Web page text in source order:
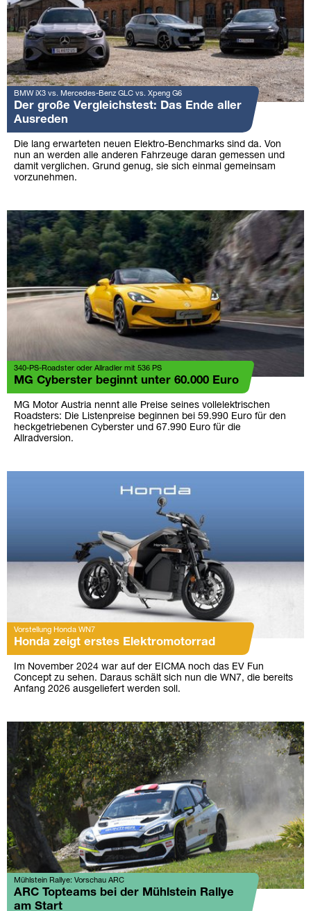
BMW iX3 vs. Mercedes-Benz GLC vs. Xpeng G6
Der große Vergleichstest: Das Ende aller
Ausreden
Die lang erwarteten neuen Elektro-Benchmarks sind da. Von
nun an werden alle anderen Fahrzeuge daran gemessen und
damit verglichen. Grund genug, sie sich einmal gemeinsam
vorzunehmen.
340-PS-Roadster oder Allradler mit 536 PS
MG Cyberster beginnt unter 60.000 Euro
MG Motor Austria nennt alle Preise seines vollelektrischen
Roadsters: Die Listenpreise beginnen bei 59.990 Euro für den
heckgetriebenen Cyberster und 67.990 Euro für die
Allradversion.
Vorstellung Honda WN7
Honda zeigt erstes Elektromotorrad
Im November 2024 war auf der EICMA noch das EV Fun
Concept zu sehen. Daraus schält sich nun die WN7, die bereits
Anfang 2026 ausgeliefert werden soll.
Mühlstein Rallye: Vorschau ARC
ARC Topteams bei der Mühlstein Rallye
am Start